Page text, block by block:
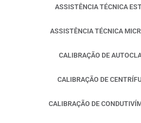
ASSISTÊNCIA TÉCNICA
ASSISTÊNCIA TÉCNICA
CALIBRAÇÃO DE
CALIBRAÇÃO DE
CALIBRAÇÃO DE